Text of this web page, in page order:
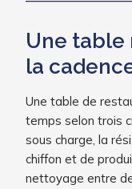
Une table
la
Une table de
temps selon trois
sous charge, la
chiffon et de
nettoyage entre